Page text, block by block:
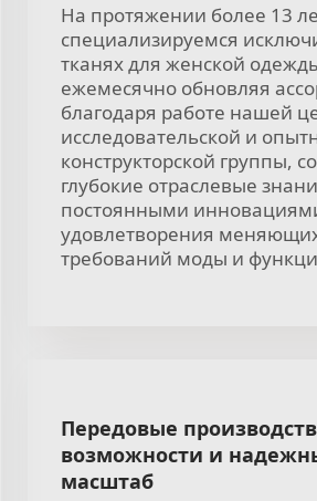
На протяжении более 13
специализируемся
тканях для женской
ежемесячно обновляя
благодаря работе нашей
исследовательской и
конструкторской группы,
глубокие отраслевые
постоянными
удовлетворения
требований моды и
Передовые
возможности и
масштаб